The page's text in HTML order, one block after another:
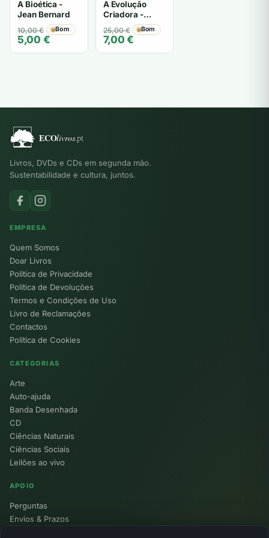
A Bioética -
Jean Bernard
10,00€
O
preço
original
5,00 €
O
preço
atual
Bom
A Evolução
Criadora -
Henri Bergson
25,00€
O
preço
original
7,00€
O
preço
atual
Bom
Livros, DVDs e CDs em segunda mão.
Sustentabilidade e cultura, juntos.
EMPRESA
Quem Somos
Doar Livros
Política de Privacidade
Política de Devoluções
Termos e Condições de Uso
Livro de Reclamações
Contactos
Política de Cookies
CATEGORIAS
Arte
Auto-ajuda
Banda Desenhada
CD
Ciências Naturais
Ciências Sociais
Leilões ao vivo
APOIO
Perguntas
Envios & Prazos